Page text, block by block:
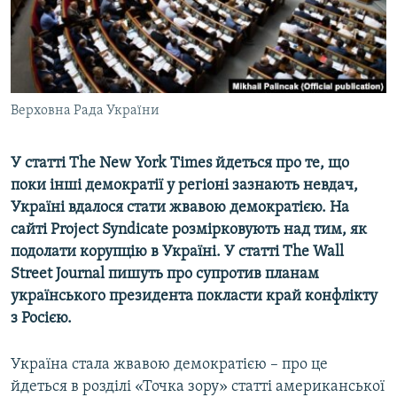
ВІДЕОУРОКИ «ELIFBE»
СВІДЧЕННЯ ОКУПАЦІЇ
УКРАЇНСЬКА ПРОБЛЕМА КРИМУ
ІНФОГРАФІКА
Русский
Qırımtatar
ДОЛУЧАЙСЯ!
Усі сайти RFE/RL
Верховна Рада України
У статтіThe New York Timesйдеться про те, що
поки інші демократії у регіоні зазнають невдач,
Україні вдалося стати жвавою демократією. На
сайтіProject Syndicate розмірковують над тим, як
подолати корупцію в Україні. У статті The Wall
Street Journalпишуть про супротив планам
українського президента покласти край конфлікту
з Росією.
Україна стала жвавою демократією – про це
йдеться в розділі «Точка зору» статті американської